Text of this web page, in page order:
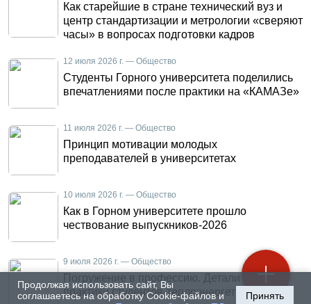
Продолжая использовать сайт, Вы
соглашаетесь на обработку Cookie-файлов и
Принять
Как старейшие в стране технический вуз и
центр стандартизации и метрологии «сверяют
часы» в вопросах подготовки кадров
12 июля 2026 г. — Общество
Студенты Горного университета поделились
впечатлениями после практики на «КАМАЗе»
11 июля 2026 г. — Общество
Принцип мотивации молодых
преподавателей в университетах
10 июля 2026 г. — Общество
Как в Горном университете прошло
чествование выпускников-2026
9 июля 2026 г. — Общество
Погружение в профессию. Детали летней
практики студентов-теплоэнергетиков